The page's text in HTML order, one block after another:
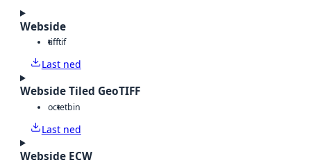
Webside
tifftif
Last ned
Webside Tiled GeoTIFF
octetbin
Last ned
Webside ECW